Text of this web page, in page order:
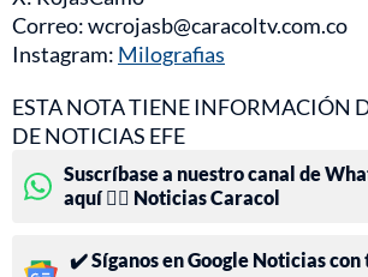
Correo: wcrojasb@caracoltv.com.co
Instagram: Milografias
ESTA NOTA TIENE INFORMACIÓN
DE NOTICIAS EFE
Suscríbase a nuestro canal de
aquí 👉🏻 Noticias Caracol
✔️ Síganos en Google Noticias con